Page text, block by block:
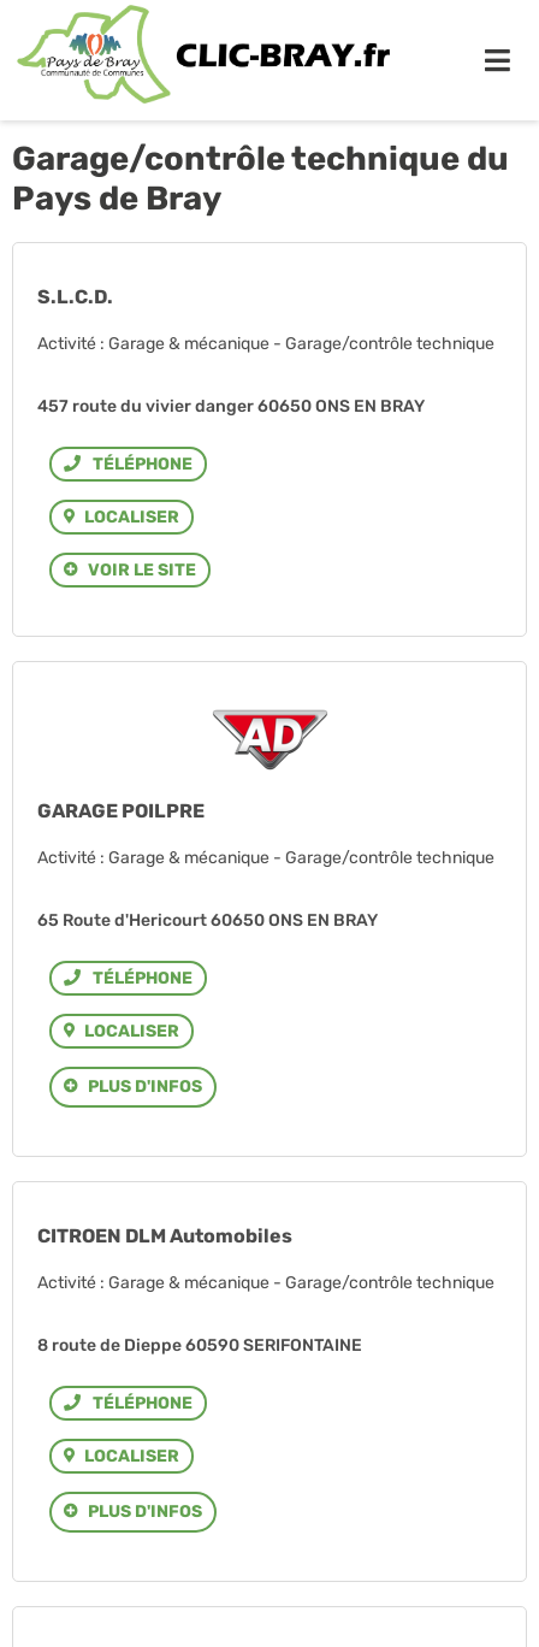
Garage/contrôle technique du
Pays de Bray
S.L.C.D.
Activité : Garage & mécanique - Garage/contrôle technique
457 route du vivier danger 60650 ONS EN BRAY
Téléphone
LOCALISER
VOIR LE SITE
GARAGE POILPRE
Activité : Garage & mécanique - Garage/contrôle technique
65 Route d'Hericourt 60650 ONS EN BRAY
Téléphone
LOCALISER
PLUS D'INFOS
CITROEN DLM Automobiles
Activité : Garage & mécanique - Garage/contrôle technique
8 route de Dieppe 60590 SERIFONTAINE
Téléphone
LOCALISER
PLUS D'INFOS